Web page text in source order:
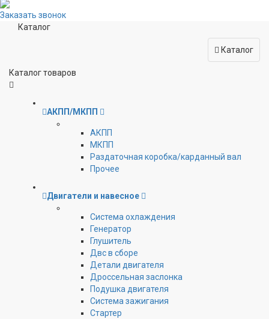
Заказать звонок
Каталог
Каталог
Каталог товаров
АКПП/МКПП
АКПП
МКПП
Раздаточная коробка/карданный вал
Прочее
Двигатели и навесное
Cистема охлаждения
Генератор
Глушитель
Двс в сборе
Детали двигателя
Дроссельная заслонка
Подушка двигателя
Система зажигания
Стартер